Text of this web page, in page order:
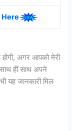
Here
अगर आपको मेरी
हीं साथ अपने
यह जानकारी मिल